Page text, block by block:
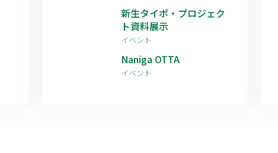
新生タイポ・プロジェク
ト資料展示
イベント
Naniga OTTA
イベント